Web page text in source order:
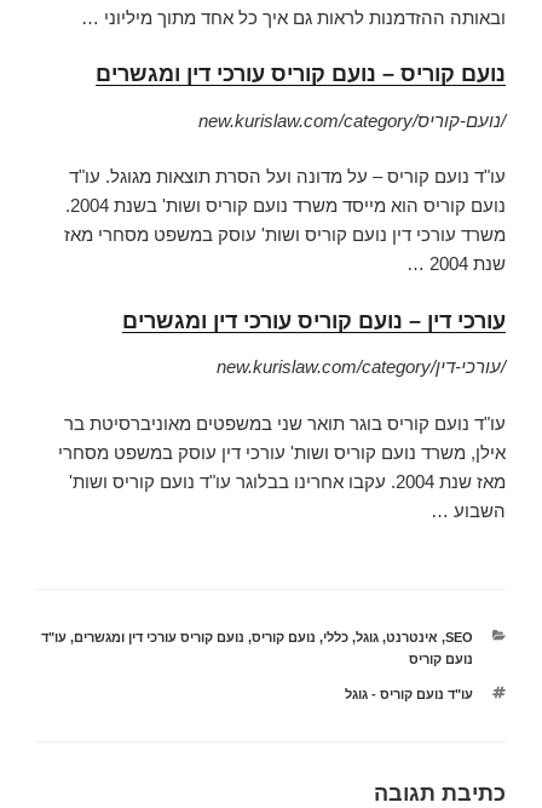
ובאותה ההזדמנות לראות גם איך כל אחד מתוך מיליוני …
נועם קוריס – נועם קוריס עורכי דין ומגשרים
new.kurislaw.com/category/נועם-קוריס/
עו"ד נועם קוריס – על מדונה ועל הסרת תוצאות מגוגל. עו"ד
נועם קוריס הוא מייסד משרד נועם קוריס ושות' בשנת 2004.
משרד עורכי דין נועם קוריס ושות' עוסק במשפט מסחרי מאז
שנת 2004 …
עורכי דין – נועם קוריס עורכי דין ומגשרים
new.kurislaw.com/category/עורכי-דין/
עו"ד נועם קוריס בוגר תואר שני במשפטים מאוניברסיטת בר
אילן, משרד נועם קוריס ושות' עורכי דין עוסק במשפט מסחרי
מאז שנת 2004. עקבו אחרינו בבלוגר עו"ד נועם קוריס ושות'
השבוע …
קטגוריות
SEO
, אינטרנט,גוגל,כללי, נועם קוריס, נועם קוריס עורכי דין ומגשרים,עו"ד
נועם קוריס
תגיות
עו"ד נועם קוריס - גוגל
כתיבת תגובה